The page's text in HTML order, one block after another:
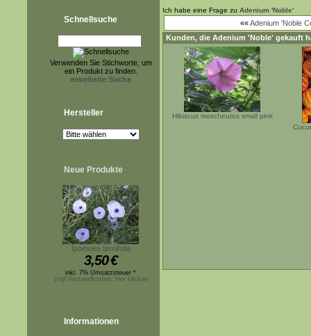
Schnellsuche
Verwenden Sie Stichworte, um
ein Produkt zu finden.
erweiterte Suche
Hersteller
Neue Produkte
Ipomoea ternifolia
3,50€
inkl. 7% Umsatzsteuer *
zzgl.Versandkosten, hier klicken
Informationen
Ich habe eine Frage zu Adenium 'Noble'
««Adenium 'Noble
Kunden, die Adenium 'Noble' gekauft
Hibiscus moscheutos small pink